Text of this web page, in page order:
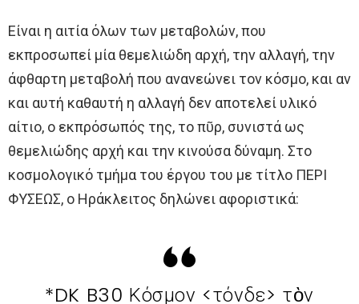
Είναι η αιτία όλων των μεταβολών, που
εκπροσωπεί μία θεμελιώδη αρχή, την αλλαγή, την
άφθαρτη μεταβολή που ανανεώνει τον κόσμο, και αν
και αυτή καθαυτή η αλλαγή δεν αποτελεί υλικό
αίτιο, ο εκπρόσωπός της, το πῦρ, συνιστά ως
θεμελιώδης αρχή και την κινούσα δύναμη. Στο
κοσμολογικό τμήμα του έργου του με τίτλο ΠΕΡΙ
ΦΥΣΕΩΣ, ο Ηράκλειτος δηλώνει αφοριστικά:
*DK B30 Κόσμον <τόνδε> τὸν